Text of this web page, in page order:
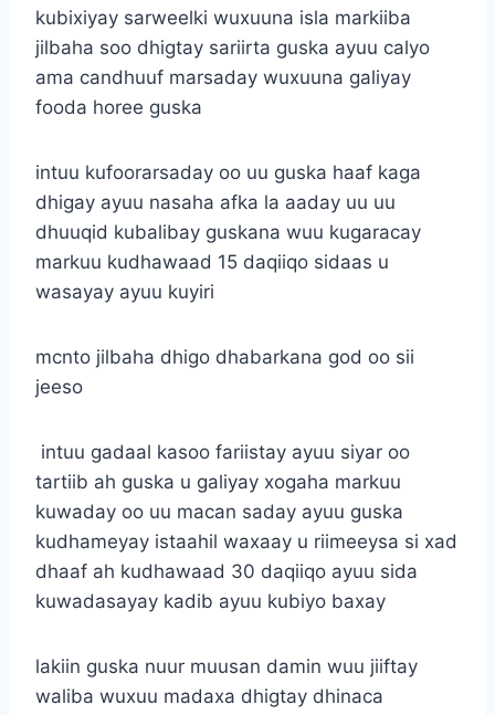
kubixiyay sarweelki wuxuuna isla markiiba
jilbaha soo dhigtay sariirta guska ayuu calyo
ama candhuuf marsaday wuxuuna galiyay
fooda horee guska
intuu kufoorarsaday oo uu guska haaf kaga
dhigay ayuu nasaha afka la aaday uu uu
dhuuqid kubalibay guskana wuu kugaracay
markuu kudhawaad 15 daqiiqo sidaas u
wasayay ayuu kuyiri
mcnto jilbaha dhigo dhabarkana god oo sii
jeeso
intuu gadaal kasoo fariistay ayuu siyar oo
tartiib ah guska u galiyay xogaha markuu
kuwaday oo uu macan saday ayuu guska
kudhameyay istaahil waxaay u riimeeysa si xad
dhaaf ah kudhawaad 30 daqiiqo ayuu sida
kuwadasayay kadib ayuu kubiyo baxay
lakiin guska nuur muusan damin wuu jiiftay
waliba wuxuu madaxa dhigtay dhinaca